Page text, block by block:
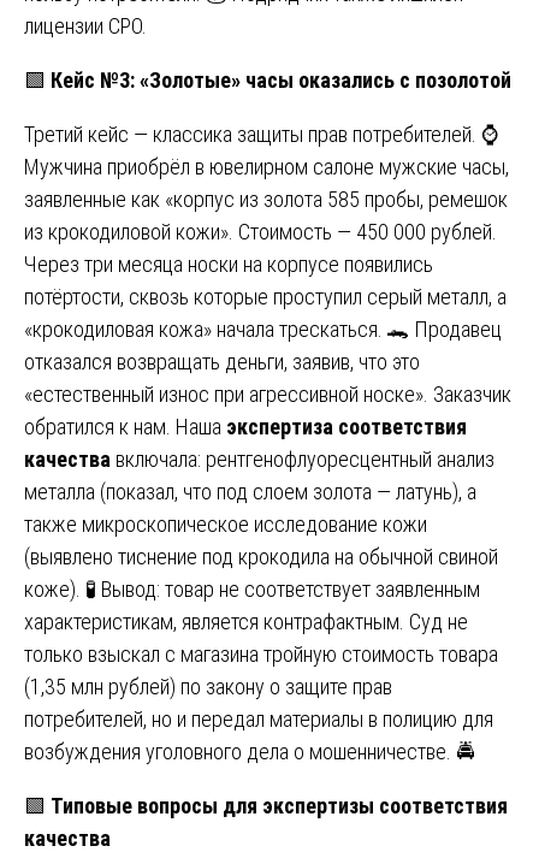
лицензии СРО.
🟩 Кейс №3: «Золотые» часы оказались с позолотой
Третий кейс — классика защиты прав потребителей. ⌚
Мужчина приобрёл в ювелирном салоне мужские часы,
заявленные как «корпус из золота 585 пробы, ремешок
из крокодиловой кожи». Стоимость — 450 000 рублей.
Через три месяца носки на корпусе появились
потёртости, сквозь которые проступил серый металл, а
«крокодиловая кожа» начала трескаться. 🐊 Продавец
отказался возвращать деньги, заявив, что это
«естественный износ при агрессивной носке». Заказчик
обратился к нам. Наша экспертиза соответствия
качества включала: рентгенофлуоресцентный анализ
металла (показал, что под слоем золота — латунь), а
также микроскопическое исследование кожи
(выявлено тиснение под крокодила на обычной свиной
коже). 🧪 Вывод: товар не соответствует заявленным
характеристикам, является контрафактным. Суд не
только взыскал с магазина тройную стоимость товара
(1,35 млн рублей) по закону о защите прав
потребителей, но и передал материалы в полицию для
возбуждения уголовного дела о мошенничестве. 🚔
🟩 Типовые вопросы для экспертизы соответствия
качества